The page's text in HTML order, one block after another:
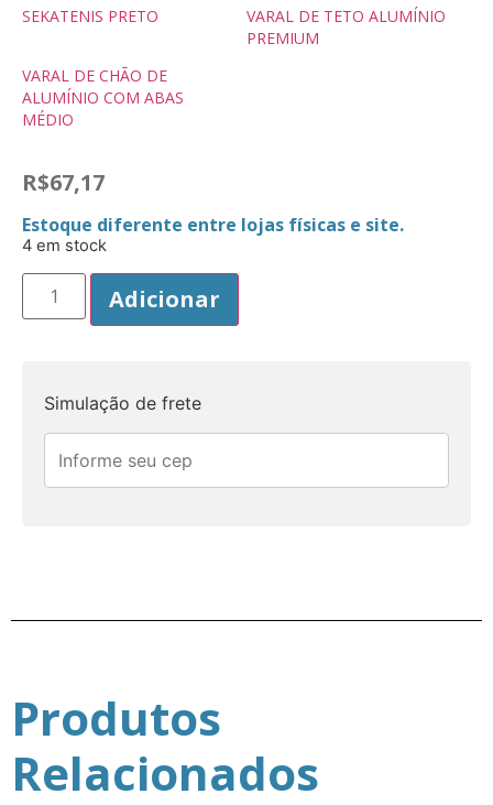
SEKATENIS PRETO
VARAL DE TETO ALUMÍNIO
PREMIUM
VARAL DE CHÃO DE
ALUMÍNIO COM ABAS
MÉDIO
R$67,17
Estoque diferente entre lojas físicas e site.
4 em stock
Adicionar
Simulação de frete
Produtos
Relacionados